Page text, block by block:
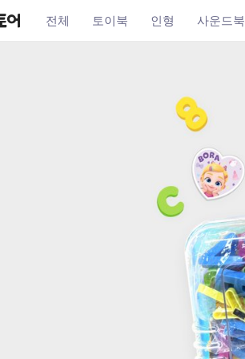
전체 토이북 인형 사운드북